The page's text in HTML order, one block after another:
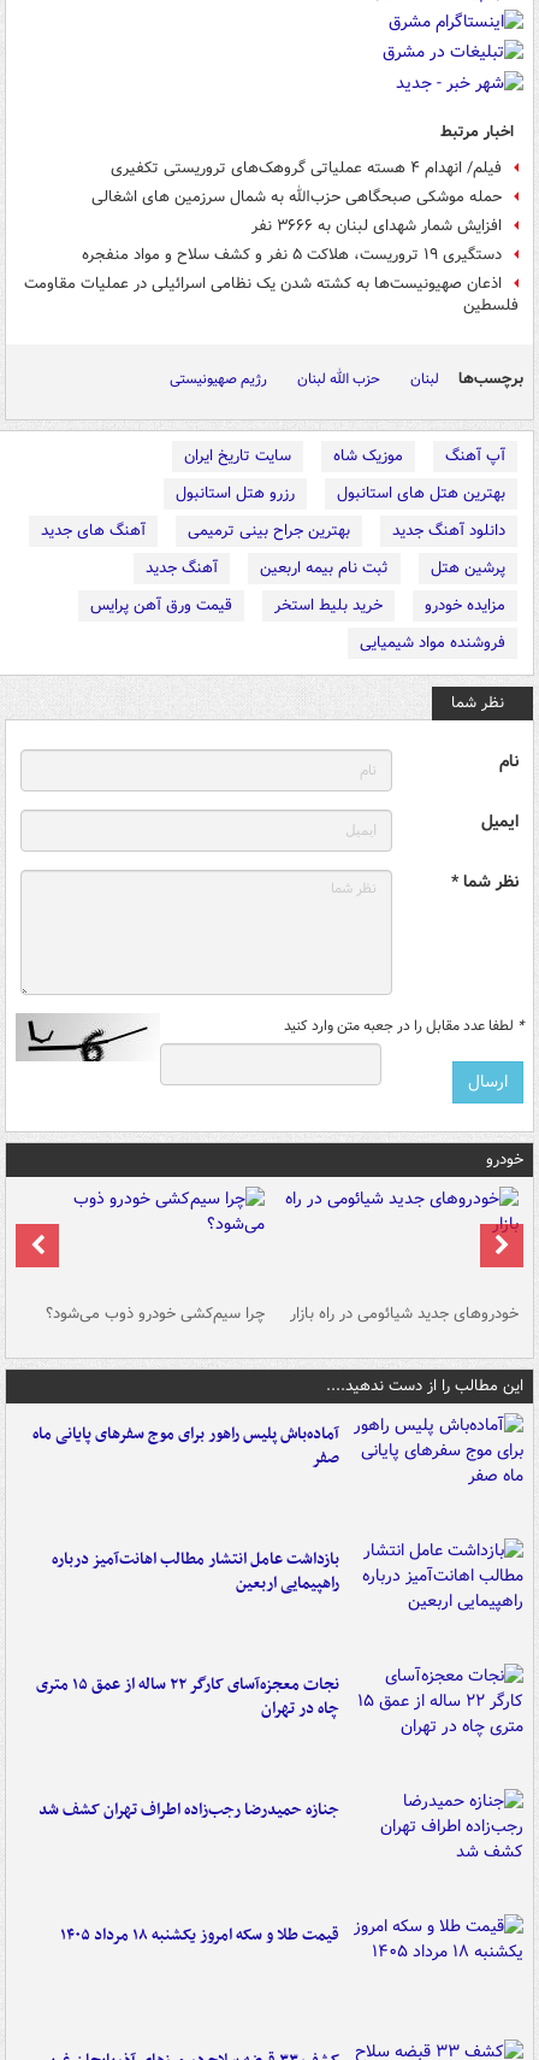
اخبار مرتبط
فیلم/ انهدام ۴ هسته عملیاتی گروهک‌های تروریستی تکفیری
حمله موشکی صبحگاهی حزب‌الله به شمال سرزمین های اشغالی
افزایش شمار شهدای لبنان به ۳۶۶۶ نفر
دستگیری ۱۹ تروریست، هلاکت ۵ نفر و کشف سلاح و مواد منفجره
اذعان صهیونیست‌ها به کشته شدن یک نظامی اسرائیلی در عملیات مقاومت
فلسطین
برچسب‌ها لبنان حزب الله لبنان رژیم صهیونیستی
آپ آهنگ موزیک شاه
سایت تاریخ ایران
بهترین هتل های استانبول
رزرو هتل استانبول
دانلود آهنگ جدید
بهترین جراح بینی ترمیمی
آهنگ های جدید
پرشین هتل
ثبت نام بیمه اربعین
آهنگ جدید
مزایده خودرو
خرید بلیط استخر
قیمت ورق آهن پرایس
فروشنده مواد شیمیایی
نظر شما
نام
ایمیل
نظر شما *
* لطفا عدد مقابل را در جعبه متن وارد کنید
خودرو
خودروهای جدید شیائومی در راه بازار چرا سیم‌کشی خودرو ذوب می‌شود؟
این مطالب را از دست ندهید....
آماده‌باش پلیس راهور برای موج سفرهای پایانی ماه
صفر
بازداشت عامل انتشار مطالب اهانت‌آمیز درباره
راهپیمایی اربعین
نجات معجزه‌آسای کارگر ۲۲ ساله از عمق ۱۵ متری
چاه در تهران
جنازه حمیدرضا رجب‌زاده اطراف تهران کشف شد
قیمت طلا و سکه امروز یکشنبه ۱۸ مرداد ۱۴۰۵